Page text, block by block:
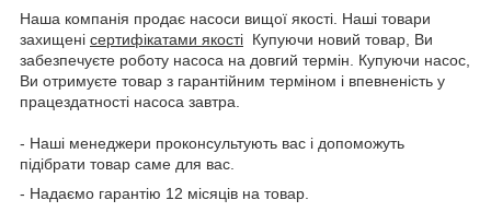
Наша компанія продає насоси вищої якості. Наші товари
захищені сертифікатами якості Купуючи новий товар, Ви
забезпечуєте роботу насоса на довгий термін. Купуючи насос,
Ви отримуєте товар з гарантійним терміном і впевненість у
працездатності насоса завтра.
- Наші менеджери проконсультують вас і допоможуть
підібрати товар саме для вас.
- Надаємо гарантію 12 місяців на товар.